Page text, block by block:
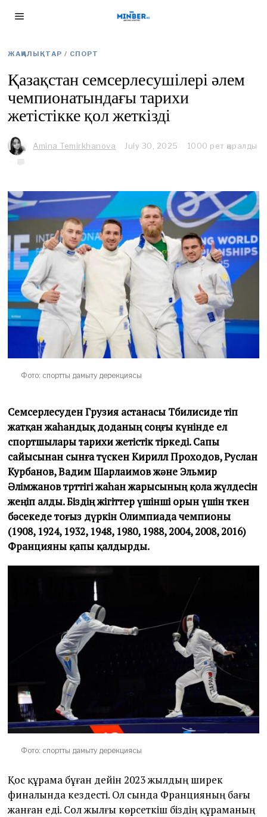
ЖАҢАЛЫҚТАР / СПОРТ
Қазақстан семсерлесушілері әлем
чемпионатындағы тарихи
жетістікке қол жеткізді
Amina Temirkhanova July 30, 2025
,
2
2
5
1000 рет қаралды
Фото: спортты дамыту дерекциясы
Семсерлесуден Грузия астанасы Тбилисиде өтіп
жатқан жаһандық доданың соңғы күнінде ел
спортшылары тарихи жетістік тіркеді. Сапы
сайысынан сынға түскен Кирилл Проходов, Руслан
Курбанов, Вадим Шарлаимов және Эльмир
Әлімжанов төрттігі жаһан жарысының қола жүлдесін
жеңіп алды. Біздің жігіттер үшінші орын үшін өткен
бәсекеде тоғыз дүркін Олимпиада чемпионы
(1908, 1924, 1932, 1948, 1980, 1988, 2004, 2008, 2016)
Францияны қапы қалдырды.
Фото: спортты дамыту дерекциясы
Қос құрама бұған дейін 2023 жылдың ширек
финалында кездесті. Ол сында Францияның бағы
жанған еді. Сол жылғы көрсеткіш біздің құраманың